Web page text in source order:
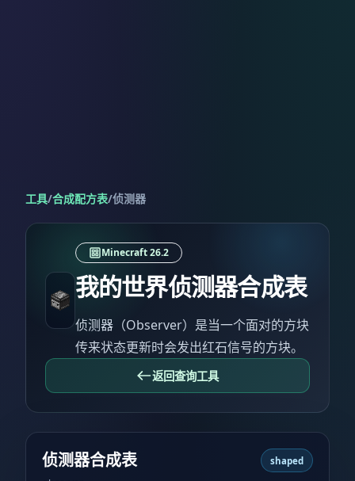
工具/合成配方表/侦测器
Minecraft 26.2
我的世界侦测器合成表
侦测器（Observer）是当一个面对的方块
传来状态更新时会发出红石信号的方块。
返回查询工具
侦测器合成表 shaped